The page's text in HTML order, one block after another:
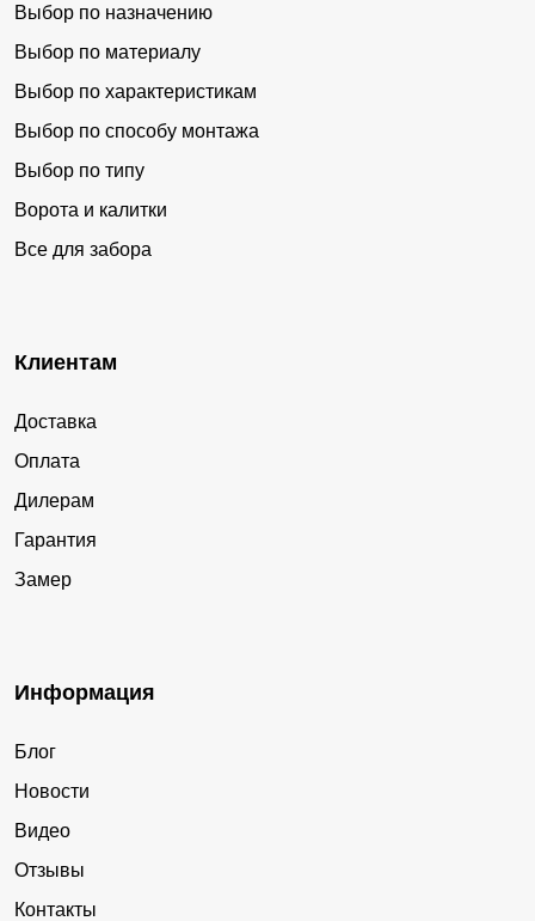
Выбор по назначению
Выбор по материалу
Выбор по характеристикам
Выбор по способу монтажа
Выбор по типу
Ворота и калитки
Все для забора
Клиентам
Доставка
Оплата
Дилерам
Гарантия
Замер
Информация
Блог
Новости
Видео
Отзывы
Контакты